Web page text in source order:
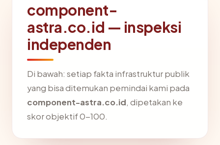
component-
astra.co.id — inspeksi
independen
Di bawah: setiap fakta infrastruktur publik
yang bisa ditemukan pemindai kami pada
component-astra.co.id, dipetakan ke
skor objektif 0-100.